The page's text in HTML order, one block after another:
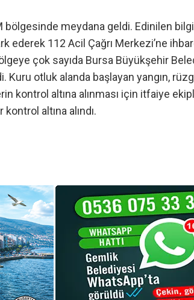
bölgesinde meydana geldi. Edinilen
112 Acil Çağrı Merkezi’ne
çok sayıda Bursa Büyükşehir
Kuru otluk alanda başlayan yangın,
kontrol altına alınması için itfaiye
altına alındı.